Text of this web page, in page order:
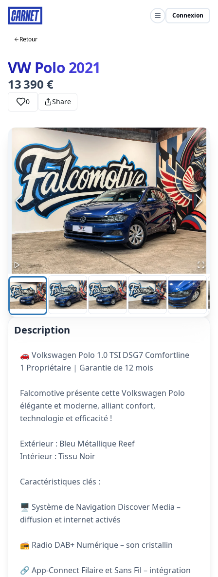
Connexion
Retour
VW Polo 2021
13 390 €
0 Share
Description
🚗 Volkswagen Polo 1.0 TSI DSG7 Comfortline
1 Propriétaire | Garantie de 12 mois
Falcomotive présente cette Volkswagen Polo
élégante et moderne, alliant confort,
technologie et efficacité !
Extérieur : Bleu Métallique Reef
Intérieur : Tissu Noir
Caractéristiques clés :
🖥️ Système de Navigation Discover Media –
diffusion et internet activés
📻 Radio DAB+ Numérique – son cristallin
🔗 App-Connect Filaire et Sans Fil – intégration